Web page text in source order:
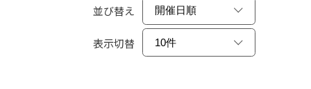
並び替え
表示切替